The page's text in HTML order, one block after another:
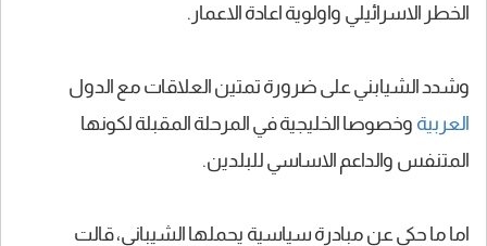
الخطر الاسرائيلي واولوية اعادة الاعمار.
وشدد الشيابني على ضرورة تمتين العلاقات مع الدول
العربية وخصوصا الخليجية في المرحلة المقبلة لكونها
المتنفس والداعم الاساسي للبلدين.
اما ما حكي عن مبادرة سياسية يحملها الشيباني، قالت